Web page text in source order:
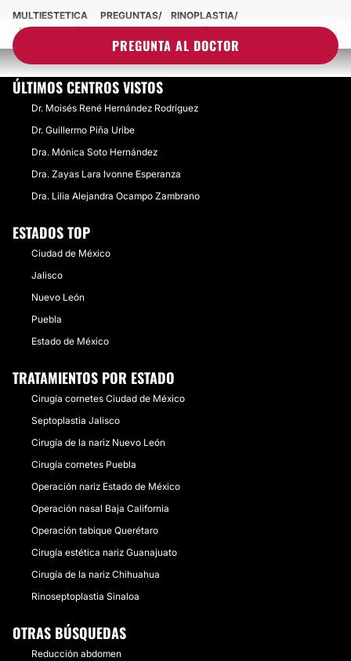
PREGUNTA AL DOCTOR
MULTIESTETICA PREGUNTAS
RINOPLASTIA
NARIZ ASIMÉTRICA POST RINO ULTRASÓNICA
ÚLTIMOS CENTROS VISTOS
Dr. Moisés René Hernández Rodríguez
Dr. Guillermo Piña Uribe
Dra. Mónica Soto Hernández
Dra. Zayas Lara Ivonne Esperanza
Dra. Lilia Alejandra Ocampo Zambrano
ESTADOS TOP
Ciudad de México
Jalisco
Nuevo León
Puebla
Estado de México
TRATAMIENTOS POR ESTADO
Cirugía cornetes Ciudad de México
Septoplastia Jalisco
Cirugía de la nariz Nuevo León
Cirugía cornetes Puebla
Operación nariz Estado de México
Operación nasal Baja California
Operación tabique Querétaro
Cirugía estética nariz Guanajuato
Cirugía de la nariz Chihuahua
Rinoseptoplastia Sinaloa
OTRAS BÚSQUEDAS
Reducción abdomen